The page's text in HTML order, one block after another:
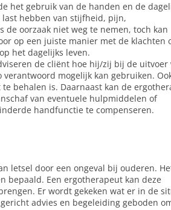
het gebruik van de handen en de
hebben van stijfheid, pijn,
de oorzaak niet weg te nemen, toch kan
op een juiste manier met de klachten
het dagelijks leven.
de cliënt hoe hij/zij bij de uitvoer
mogelijk kan gebruiken.
behalen is. Daarnaast kan de
van eventuele hulpmiddelen of
handfunctie te compenseren.
letsel door een ongeval bij ouderen.
bepaald. Een ergotherapeut kan deze
Er wordt gekeken wat er in de
advies en begeleiding geboden